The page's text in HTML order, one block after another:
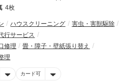
4枚
ハウスクリーニング
害虫・害獣駆除
行サービス
修理
畳・障子・壁紙張り替え
理
カード可